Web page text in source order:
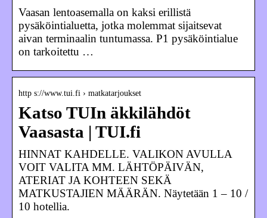
Vaasan lentoasemalla on kaksi erillistä
pysäköintialuetta, jotka molemmat sijaitsevat
aivan terminaalin tuntumassa. P1 pysäköintialue
on tarkoitettu …
http s://www.tui.fi › matkatarjoukset
Katso TUIn äkkilähdöt
Vaasasta | TUI.fi
HINNAT KAHDELLE. VALIKON AVULLA
VOIT VALITA MM. LÄHTÖPÄIVÄN,
ATERIAT JA KOHTEEN SEKÄ
MATKUSTAJIEN MÄÄRÄN. Näytetään 1 – 10 /
10 hotellia.